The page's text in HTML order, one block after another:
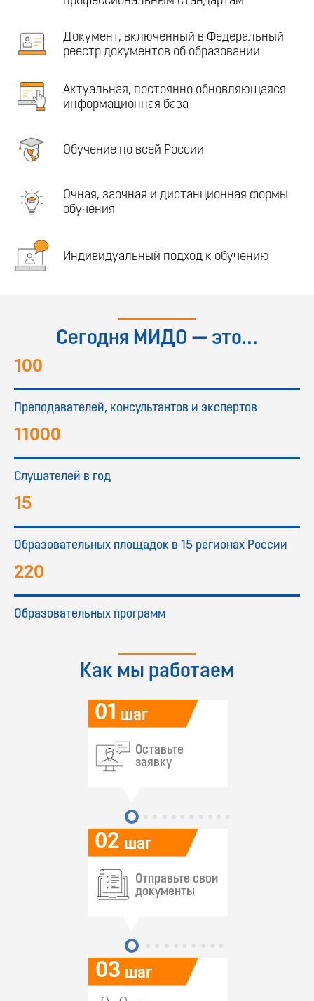
Документ, включенный в Федеральный
реестр документов об образовании
Актуальная, постоянно обновляющаяся
информационная база
Обучение по всей России
Очная, заочная и дистанционная формы
обучения
Индивидуальный подход к обучению
Сегодня МИДО — это...
100
Преподавателей, консультантов и экспертов
11000
Слушателей в год
15
Образовательных площадок в 15 регионах России
220
Образовательных программ
Как мы работаем
03
02
01
Оставьте
заявку
шаг
шаг
шаг
Отправьте свои
документы